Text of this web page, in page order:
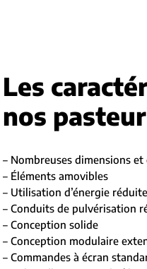
Les
nos
– Nombreuses dimensions et
– Éléments amovibles
– Utilisation d’énergie réduite
– Conduits de pulvérisation
– Conception solide
– Conception modulaire
– Commandes à écran